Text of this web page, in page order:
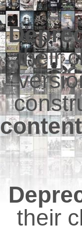
their
their